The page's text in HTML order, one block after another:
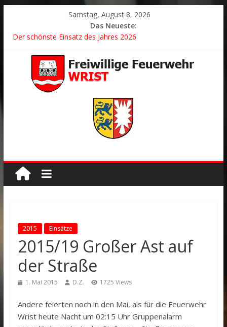
Samstag, August 8, 2026
Das Neueste:
Der schönste Einsatz des Jahres 2026
Föhrden-Barl *
2026/24 * TH G Y * PKW überschlagen *
2026/23 TH K Y * Person in festsitzendem Aufzug *
2026/22 TH Y * VU * 1 Person klemmt * Hingstheide
2015 Einsätze
2015/19 Großer Ast auf
der Straße
1. Mai 2015 D.Z. 1725 Views
Andere feierten noch in den Mai, als für die Feuerwehr
Wrist heute Nacht um 02:15 Uhr Gruppenalarm